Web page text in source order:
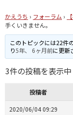
かえうち › フォーラム ›
手くいきません。
このトピックには22件
り5年、 6ヶ月前に更新
3件の投稿を表示
投稿者
2020/06/04 09:29